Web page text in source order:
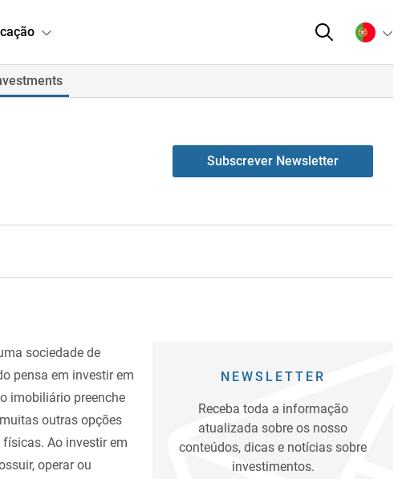
Subscrever Newsletter
sociedade de
pensa em investir em
imobiliário preenche
outras opções
Ao investir em
operar ou
NEWSLETTER
Receba toda a informação
atualizada sobre os nosso
conteúdos, dicas e notícias sobre
investimentos.